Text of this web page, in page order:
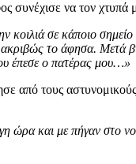
συνέχισε να τον χτυπά
σε κάποιο
ακριβώς το άφησα. Μετά
έπεσε ο πατέρας μου…»
από τους
και με πήγαν στο